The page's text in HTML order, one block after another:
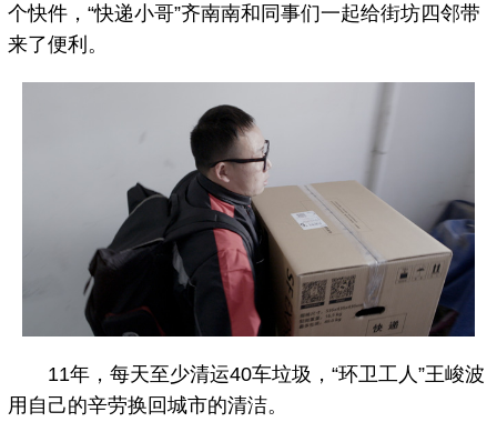
个快件，“快递小哥”齐南南和同事们一起给街坊四邻带
来了便利。
11年，每天至少清运40车垃圾，“环卫工人”王峻波
用自己的辛劳换回城市的清洁。